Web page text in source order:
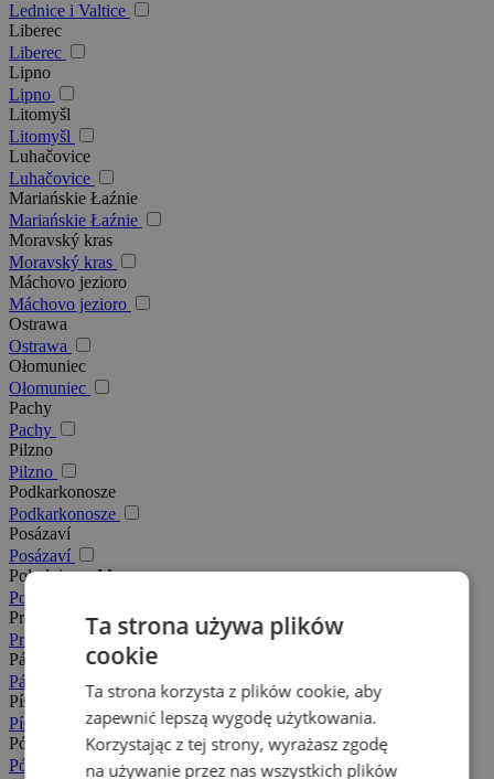
Lednice i Valtice
Liberec
Liberec
Lipno
Lipno
Litomyšl
Litomyšl
Luhačovice
Luhačovice
Mariańskie Łaźnie
Mariańskie Łaźnie
Moravský kras
Moravský kras
Máchovo jezioro
Máchovo jezioro
Ostrawa
Ostrawa
Ołomuniec
Ołomuniec
Pachy
Pachy
Pilzno
Pilzno
Podkarkonosze
Podkarkonosze
Posázaví
Posázaví
Południowe Morawy
Południowe Morawy
Praga
Praga
Pálava
Pálava
Písek
Písek
Północne Morawy
Północne Morawy
Ta strona używa plików
cookie
Ta strona korzysta z plików cookie, aby
zapewnić lepszą wygodę użytkowania.
Korzystając z tej strony, wyrażasz zgodę
na używanie przez nas wszystkich plików